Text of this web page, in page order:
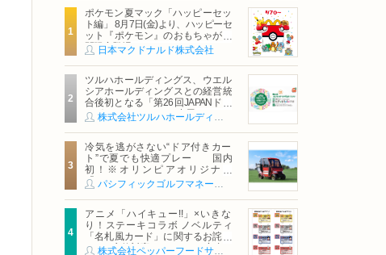
ポケモン夏マック「ハッピーセッ
ト編」 8月7日(金)より、ハッピーセ
ット『ポケモン』のおもちゃが期
間限定登場
日本マクドナルド株式会社
ツルハホールディングス、ウエル
シアホールディングスとの経営統
合後初となる「第26回JAPANドラ
ッグストアショー」に出展
冷気を逃がさない“ドア付きカー
ト”で夏でも快適プレー 国内
初！※オリンピアオリジナル
「AirCon Cart（エアコンカー
ト）」導入 | ＰＧＭ
アニメ「ハイキュー!!」×いきな
り！ステーキコラボ ノベルティ
「名札風カード」に関するお詫び
および交換対応についてのご案内